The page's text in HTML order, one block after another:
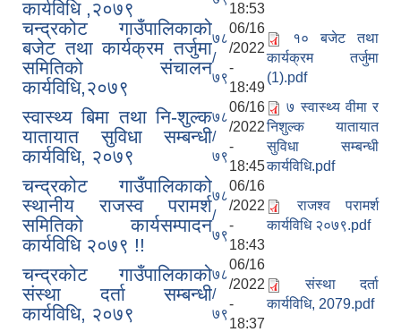
कार्यविधि ,२०७९
18:53
चन्द्रकोट गाउँपालिकाको
बजेट तथा कार्यक्रम तर्जुमा
समितिको संचालन
कार्यविधि,२०७९
७८
/
७९
06/16
/2022
-
18:49
१० बजेट तथा
कार्यक्रम तर्जुमा
(1).pdf
स्वास्थ्य बिमा तथा नि-शुल्क
यातायात सुविधा सम्बन्धी
कार्यविधि, २०७९
७८
/
७९
06/16
/2022
-
18:45
७ स्वास्थ्य वीमा र
निशुल्क यातायात
सुविधा सम्बन्धी
कार्यविधि.pdf
चन्द्रकोट गाउँपालिकाको
स्थानीय राजस्व परामर्श
समितिको कार्यसम्पादन
कार्यविधि २०७९ !!
७८
/
७९
06/16
/2022
-
18:43
राजश्व परामर्श
कार्यविधि २०७९.pdf
चन्द्रकोट गाउँपालिकाको
संस्था दर्ता सम्बन्धी
कार्यविधि, २०७९
७८
/
७९
06/16
/2022
-
18:37
संस्था दर्ता
कार्यविधि, 2079.pdf